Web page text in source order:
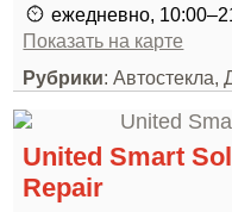
ежедневно,
Показать на карте
Рубрики: Автостекла,
United Smart
Repair